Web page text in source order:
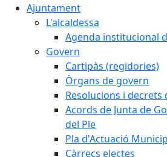
Ajuntament
L'alcaldessa
Agenda institucional
Govern
Cartipàs (regidories)
Òrgans de govern
Resolucions i decrets
Acords de Junta de
del Ple
Pla d'Actuació
Càrrecs electes